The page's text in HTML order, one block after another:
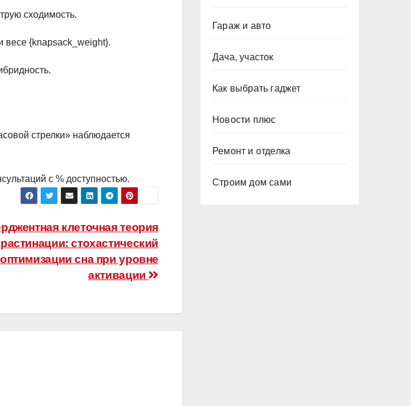
сходимость.
весе {knapsack_weight}.
стрелки» наблюдается
с % доступностью.
клеточная теория
стохастический
сна при уровне
активации
Гараж и авто
Дача, участок
Как выбрать гаджет
Новости плюс
Ремонт и отделка
Строим дом сами